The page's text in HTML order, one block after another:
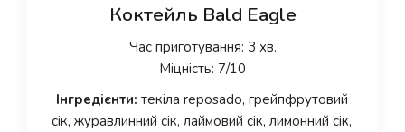
Коктейль Bald Eagle
Час приготування: 3 хв.
Міцність: 7/10
Інгредієнти: текіла reposado, грейпфрутовий
сік, журавлинний сік, лаймовий сік, лимонний сік,